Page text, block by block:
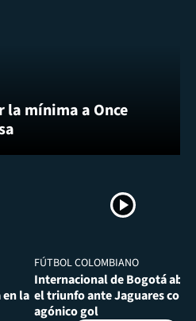
la mínima a Once
la
FÚTBOL COLOMBIANO
Internacional de Bogotá
el triunfo ante Jaguares con
agónico gol